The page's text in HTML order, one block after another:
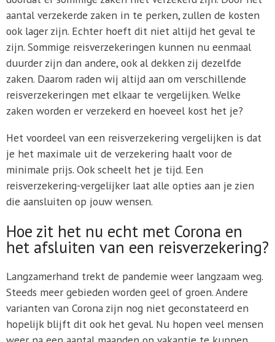
aantal verzekerde zaken in te perken, zullen de kosten
ook lager zijn. Echter hoeft dit niet altijd het geval te
zijn. Sommige reisverzekeringen kunnen nu eenmaal
duurder zijn dan andere, ook al dekken zij dezelfde
zaken. Daarom raden wij altijd aan om verschillende
reisverzekeringen met elkaar te vergelijken. Welke
zaken worden er verzekerd en hoeveel kost het je?
Het voordeel van een reisverzekering vergelijken is dat
je het maximale uit de verzekering haalt voor de
minimale prijs. Ook scheelt het je tijd. Een
reisverzekering-vergelijker laat alle opties aan je zien
die aansluiten op jouw wensen.
Hoe zit het nu echt met Corona en
het afsluiten van een reisverzekering?
Langzamerhand trekt de pandemie weer langzaam weg.
Steeds meer gebieden worden geel of groen. Andere
varianten van Corona zijn nog niet geconstateerd en
hopelijk blijft dit ook het geval. Nu hopen veel mensen